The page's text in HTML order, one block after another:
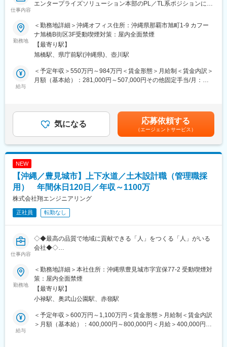
力向上も含め、業界をもっと盛り上げていくことを目指しており
■具体的な業務内容
・Web・アプリ（toB・toC）双方でのUI/UXデザイン
・画像・イラストなどのグラフィック制作
・UI・UX設計のためのユーザー調査の実施
・UXデザインプロセスの計画・実行 ・デザインチームの進行管理
Figma、Adobe Creative Cloud、Morisawa Fonts（デザイン）
Adobe Stock（ストックフォト）
Slack（コミュニケーション）
backlog（プロジェクト管理）
仕事内容
エンタープライズソリューション本部のPL／TL系ポジションに
Bridge部・ITサービス部・モビリティソリューション部・リモー
トサービス部・エンタープライズソリューション本部直轄のいず
れかを予定しています。
＜対象ポジション例＞
・Global Bridge部：1千万～数千万規模の案件【PL／TL】
・ITサービス部：DX案件のWeb系システム【PL／TL】
・エンタープライズソリューション本部直轄：社内監査
PMO【PL】
提案活動、企画・BPR、要件定義、システム構築、保守・エンハ
ンス開発まで一環したプロセスの経験を得ることができます。
・プロジェクトの種類として、Web・オープン系アーキテクチャ
ます。
・基幹系のB2Bシステムのみならず、サービス開発につながる
B2CやB2B2Cなどバリエーションも豊富です。結果として、様々
な交渉・折衝スキルを習得、発揮できます。
・コンサル志向をお持ちの方は、チーム・非常駐で対応するPMO
コンサルティングのポジションもあります。顧客のDX推進を、伴
走型で支援します。
ビスを展開する企業のプロダクト開発において、当社のラボ型開
発チームのPLのポジションもあります。
勤務地
＜勤務地詳細＞沖縄オフィス住所：沖縄県那覇市旭町1-9 カフー
ナ旭橋B街区3F受動喫煙対策：屋内全面禁煙
【最寄り駅】
旭橋駅、県庁前駅(沖縄県)、壺川駅
給与
＜予定年収＞550万円～984万円＜賃金形態＞月給制＜賃金内訳＞
月額（基本給）：281,000円～507,000円その他固定手当/月：
の上、会社規定に沿って決定します。■賞与：年2回■昇給・降
給：年2回、人事評価制度に基づき決定■その他固定手当：拠出手
当賃金はあくまでも目安の金額であり、選考を通じて上下する可
能性があります。月給(月額)は固定手当を含めた表記です。
気になる 応募依頼する
（エージェントサービス）
NEW
【沖縄／豊見城市】上下水道／土木設計職（管理職採
用） 年間休日120日／年収～1100万
株式会社翔エンジニアリング
正社員 転勤なし
仕事内容
◇◆最高の品質で地域に貢献できる「人」をつくる「人」がいる
会社◆◇
“働く人”に対して 株式会社翔エンジニアリングは、持続して「提
案のできる技術者集団」を社会に提供するため、社員の成長が経
営上の最重点項目であると考えております。原点は“人”です。
技術もお客様も信頼もすべては“人”がつくります。社員とその家族
を大切にし、会社が永続的に発展できるよう、“人”の採用・育成に
全力で取り組みます。
勤務地
＜勤務地詳細＞本社住所：沖縄県豊見城市字宜保77-2 受動喫煙対
策：屋内全面禁煙
【最寄り駅】
小禄駅、奥武山公園駅、赤嶺駅
給与
＜予定年収＞600万円～1,100万円＜賃金形態＞月給制＜賃金内訳
＞月額（基本給）：400,000円～800,000円＜月給＞400,000円～